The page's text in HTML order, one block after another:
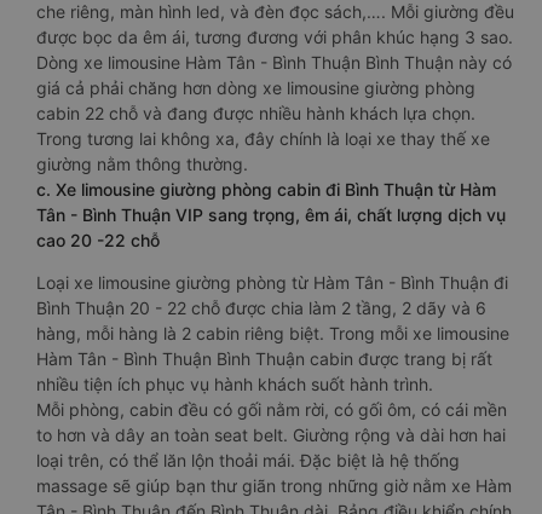
che riêng, màn hình led, và đèn đọc sách,…. Mỗi giường đều
được bọc da êm ái, tương đương với phân khúc hạng 3 sao.
Dòng xe limousine Hàm Tân - Bình Thuận Bình Thuận này có
giá cả phải chăng hơn dòng xe limousine giường phòng
cabin 22 chỗ và đang được nhiều hành khách lựa chọn.
Trong tương lai không xa, đây chính là loại xe thay thế xe
giường nằm thông thường.
c. Xe limousine giường phòng cabin đi Bình Thuận từ Hàm
Tân - Bình Thuận VIP sang trọng, êm ái, chất lượng dịch vụ
cao 20 -22 chỗ
Loại xe limousine giường phòng từ Hàm Tân - Bình Thuận đi
Bình Thuận 20 - 22 chỗ được chia làm 2 tầng, 2 dãy và 6
hàng, mỗi hàng là 2 cabin riêng biệt. Trong mỗi xe limousine
Hàm Tân - Bình Thuận Bình Thuận cabin được trang bị rất
nhiều tiện ích phục vụ hành khách suốt hành trình.
Mỗi phòng, cabin đều có gối nằm rời, có gối ôm, có cái mền
to hơn và dây an toàn seat belt. Giường rộng và dài hơn hai
loại trên, có thể lăn lộn thoải mái. Đặc biệt là hệ thống
massage sẽ giúp bạn thư giãn trong những giờ nằm xe Hàm